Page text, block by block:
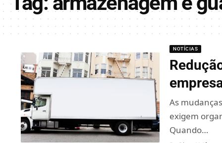
NOTÍCIAS
As
exigem
Quando…